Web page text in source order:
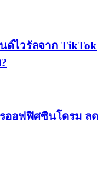
นด์ไวรัลจาก TikTok
ออฟฟิศซินโดรม ลด